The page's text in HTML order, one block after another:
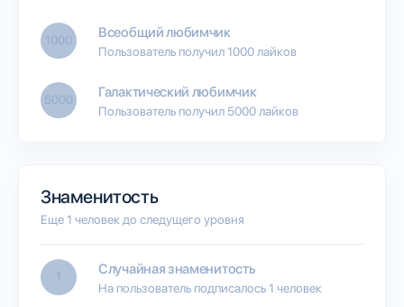
1000 Всеобщий любимчик
Пользователь получил 1000 лайков
5000 Галактический любимчик
Пользователь получил 5000 лайков
Знаменитость
Еще 1 человек до следущего уровня
1 Случайная знаменитость
На пользователь подписалось 1 человек